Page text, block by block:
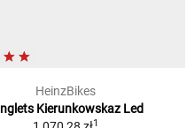
HeinzBikes
Kierunkowskaz Led
1